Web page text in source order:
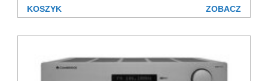
KOSZYK ZOBACZ